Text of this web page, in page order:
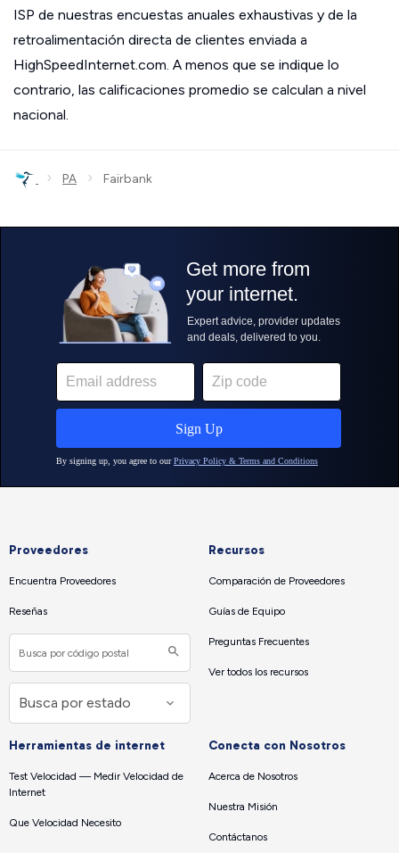
ISP de nuestras encuestas anuales exhaustivas y de la
retroalimentación directa de clientes enviada a
HighSpeedInternet.com. A menos que se indique lo
contrario, las calificaciones promedio se calculan a nivel
nacional.
› PA › Fairbank
Proveedores
Encuentra Proveedores
Reseñas
Recursos
Comparación de Proveedores
Guías de Equipo
Preguntas Frecuentes
Ver todos los recursos
Herramientas de internet
Test Velocidad — Medir Velocidad de
Internet
Que Velocidad Necesito
Conecta con Nosotros
Acerca de Nosotros
Nuestra Misión
Contáctanos